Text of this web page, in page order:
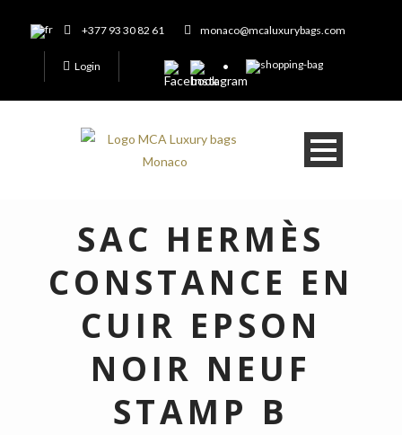
+377 93 30 82 61 monaco@mcaluxurybags.com
Login
SAC HERMÈS
CONSTANCE EN
CUIR EPSON
NOIR NEUF
STAMP B